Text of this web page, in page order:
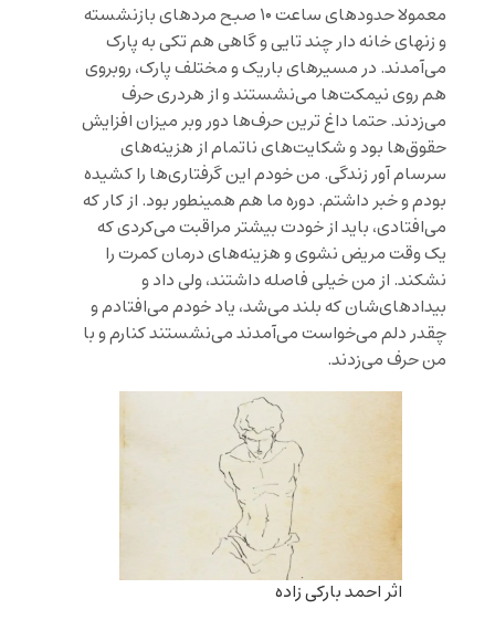
معمولا حدودهای ساعت ۱۰ صبح مردهای بازنشسته
و زنهای خانه دار چند تایی و گاهی هم تکی به پارک
می‌آمدند. در مسیرهای باریک و مختلف پارک، روبروی
هم روی نیمکت‌ها می‌نشستند و از هردری حرف
می‌زدند. حتما داغ ترین حرف‌ها دور وبر میزان افزایش
حقوق‌ها بود و شکایت‌های ناتمام از هزینه‌های
سرسام آور زندگی. من خودم این گرفتاری‌ها را کشیده
بودم و خبر داشتم. دوره ما هم همینطور بود. از کار که
می‌افتادی، باید از خودت بیشتر مراقبت می‌کردی که
یک وقت مریض نشوی و هزینه‌های درمان کمرت را
نشکند. از من خیلی فاصله داشتند، ولی داد و
بیداد‌های‌شان که بلند می‌شد، یاد خودم می‌افتادم و
چقدر دلم می‌خواست می‌آمدند می‌نشستند کنارم و با
من حرف می‌زدند.
اثر احمد بارکی زاده